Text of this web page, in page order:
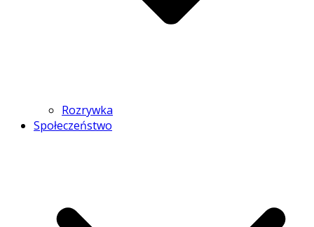
Rozrywka
Społeczeństwo